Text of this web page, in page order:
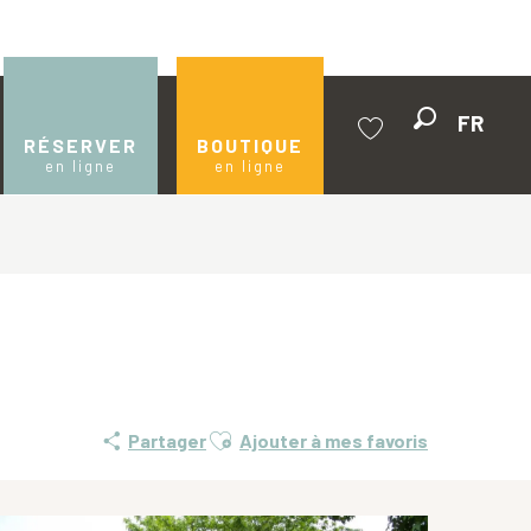
RÉSERVER
en ligne
BOUTIQUE
en ligne
FR
PartagerAjouter aux favoris
Ajouter à mes favoris